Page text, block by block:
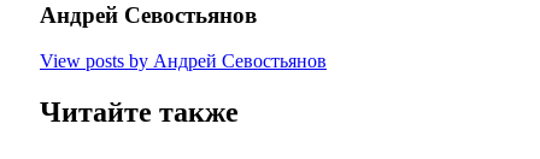
Андрей Севостьянов
View posts by Андрей Севостьянов
Читайте также